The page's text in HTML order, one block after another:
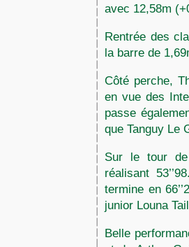
avec 12,58m
Rentrée des
la barre de
Côté perche,
en vue des
passe
que Tanguy Le
Sur le tour
réalisant
termine en
junior Louna
Belle